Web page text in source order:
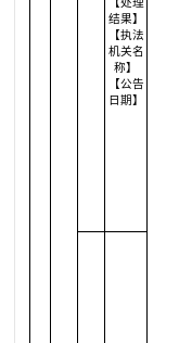
【处理
结果】
【执法
机关名
称】
【公告
日期】